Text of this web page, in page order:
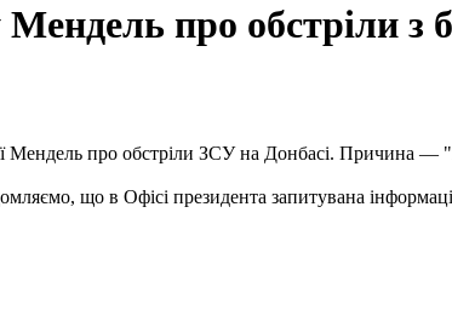
про обстріли з
Мендель про обстріли ЗСУ на Донбасі. Причина —
що в Офісі президента запитувана